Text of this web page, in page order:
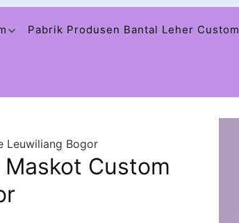
Pabrik Produsen Bantal Leher Custom
Leuwiliang Bogor
Custom